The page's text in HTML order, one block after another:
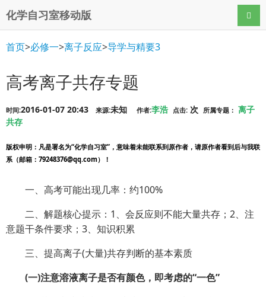
化学自习室移动版 导航
首页>必修一>离子反应>导学与精要3
高考离子共存专题
时间:2016-01-07 20:43 来源:未知 作者:李浩 点击: 次 所属专题： 离子
共存
版权申明 ：凡是署名为“化学自习室”，意味着未能联系到原作者，请原作者看到后与我联
系（邮箱：79248376@qq.com）！
一、高考可能出现几率：约100%
二、解题核心提示：1、会反应则不能大量共存；2、注
意题干条件要求；3、知识积累
三、提高离子(大量)共存判断的基本素质
(一)注意溶液离子是否有颜色，即考虑的“一色”